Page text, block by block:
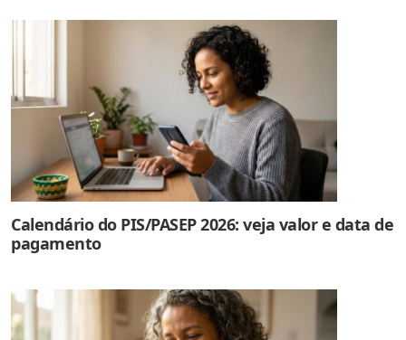
Calendário do PIS/PASEP 2026: veja valor e data de
pagamento